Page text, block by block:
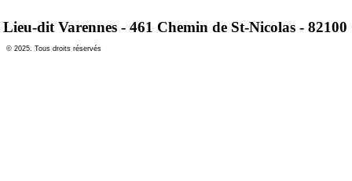
© 2025. Tous droits réservés
Lieu-dit Varennes - 461 Chemin de St-Nicolas -